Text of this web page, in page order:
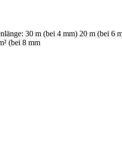
30 m (bei 4 mm) 20 m (bei 6
(bei 8 mm